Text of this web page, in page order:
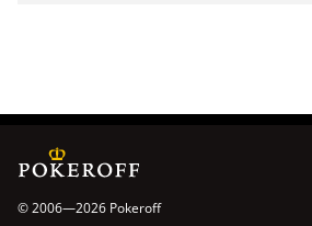
© 2006—2026 Pokeroff